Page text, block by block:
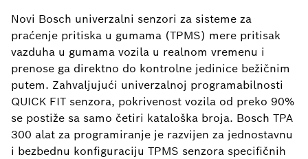
Novi Bosch univerzalni senzori za sisteme za
praćenje pritiska u gumama (TPMS) mere pritisak
vazduha u gumama vozila u realnom vremenu i
prenose ga direktno do kontrolne jedinice bežičnim
putem. Zahvaljujući univerzalnoj programabilnosti
QUICK FIT senzora, pokrivenost vozila od preko 90%
se postiže sa samo četiri kataloška broja. Bosch TPA
300 alat za programiranje je razvijen za jednostavnu
i bezbednu konfiguraciju TPMS senzora specifičnih